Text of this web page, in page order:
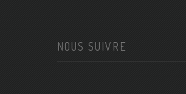
NOUS SUIVRE